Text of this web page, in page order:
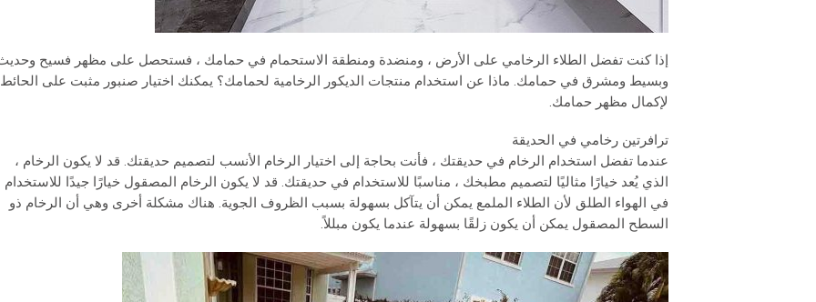
إذا كنت تفضل الطلاء الرخامي على الأرض ، ومنضدة ومنطقة الاستحمام في حمامك ، فستحصل على مظهر فسيح
وبسيط ومشرق في حمامك. ماذا عن استخدام منتجات الديكور الرخامية لحمامك؟ يمكنك اختيار صنبور مثبت على الحائط
لإكمال مظهر حمامك.
ترافرتين رخامي في الحديقة
عندما تفضل استخدام الرخام في حديقتك ، فأنت بحاجة إلى اختيار الرخام الأنسب لتصميم حديقتك. قد لا يكون الرخام ،
الذي يُعد خيارًا مثاليًا لتصميم مطبخك ، مناسبًا للاستخدام في حديقتك. قد لا يكون الرخام المصقول خيارًا جيدًا للاستخدام
في الهواء الطلق لأن الطلاء الملمع يمكن أن يتآكل بسهولة بسبب الظروف الجوية. هناك مشكلة أخرى وهي أن الرخام ذو
السطح المصقول يمكن أن يكون زلقًا بسهولة عندما يكون مبللاً.